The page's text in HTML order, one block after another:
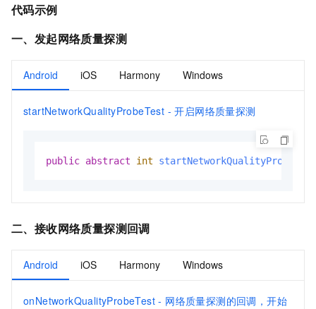
代码示例
一、发起网络质量探测
Android iOS Harmony Windows
startNetworkQualityProbeTest - 开启网络质量探测
public abstract int startNetworkQualityProbeTest
二、 接收网络质量探测回调
Android iOS Harmony Windows
onNetworkQualityProbeTest - 网络质量探测的回调，开始